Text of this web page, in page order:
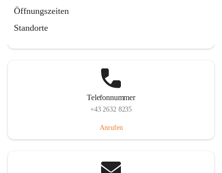
Öffnungszeiten
Standorte
Telefonnummer
+43 2632 8235
Anrufen